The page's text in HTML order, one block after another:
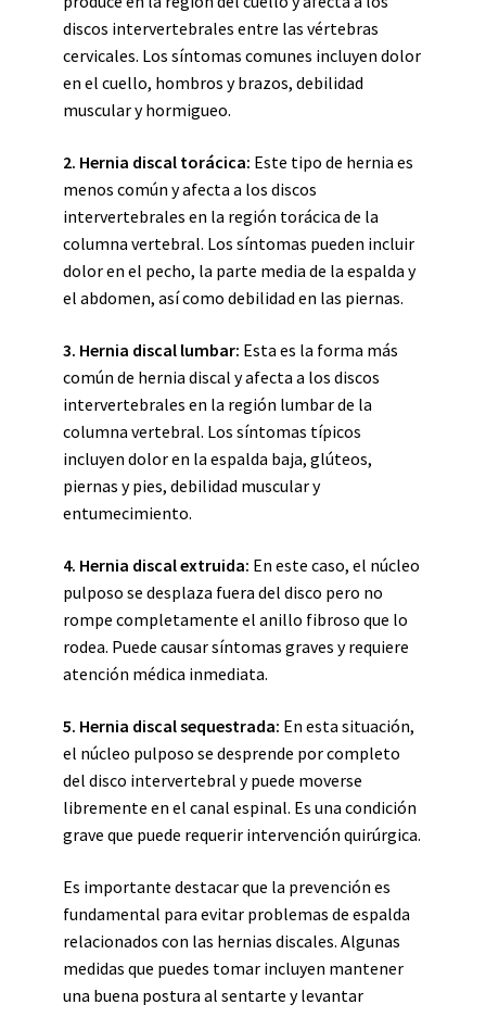
discos intervertebrales entre las vértebras
cervicales. Los síntomas comunes incluyen dolor
en el cuello, hombros y brazos, debilidad
muscular y hormigueo.
2. Hernia discal torácica: Este tipo de hernia es
menos común y afecta a los discos
intervertebrales en la región torácica de la
columna vertebral. Los síntomas pueden incluir
dolor en el pecho, la parte media de la espalda y
el abdomen, así como debilidad en las piernas.
3. Hernia discal lumbar: Esta es la forma más
común de hernia discal y afecta a los discos
intervertebrales en la región lumbar de la
columna vertebral. Los síntomas típicos
incluyen dolor en la espalda baja, glúteos,
piernas y pies, debilidad muscular y
entumecimiento.
4. Hernia discal extruida: En este caso, el núcleo
pulposo se desplaza fuera del disco pero no
rompe completamente el anillo fibroso que lo
rodea. Puede causar síntomas graves y requiere
atención médica inmediata.
5. Hernia discal sequestrada: En esta situación,
el núcleo pulposo se desprende por completo
del disco intervertebral y puede moverse
libremente en el canal espinal. Es una condición
grave que puede requerir intervención quirúrgica.
Es importante destacar que la prevención es
fundamental para evitar problemas de espalda
relacionados con las hernias discales. Algunas
medidas que puedes tomar incluyen mantener
una buena postura al sentarte y levantar